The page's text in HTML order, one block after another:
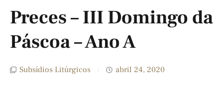
Preces – III Domingo da
Páscoa – Ano A
Subsídios Litúrgicos abril 24, 2020